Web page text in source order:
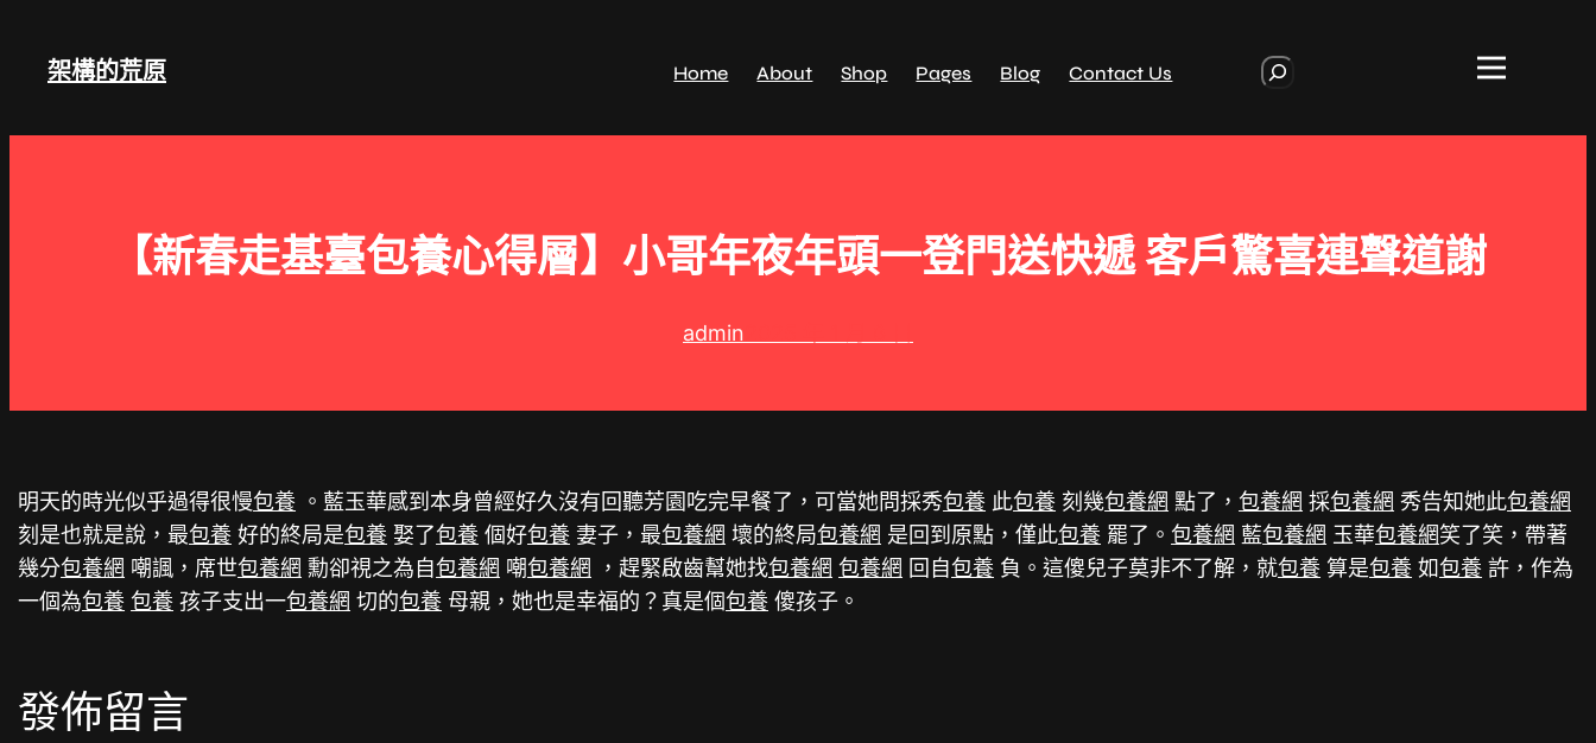
架構的荒原 Home About Shop Pages Blog Contact Us
r
【新春走基臺包養心得層】小哥年夜年頭一登門送快遞 客戶驚喜連聲道謝
admin
明天的時光似乎過得很慢包養 。藍玉華感到本身曾經好久沒有回聽芳園吃完早餐了，可當她問採秀包養 此包養 刻幾包養網 點了，包養網 採包養網 秀告知她此包養網
刻是也就是說，最包養 好的終局是包養 娶了包養 個好包養 妻子，最包養網 壞的終局包養網 是回到原點，僅此包養 罷了。包養網 藍包養網 玉華包養網笑了笑，帶著
幾分包養網 嘲諷，席世包養網 勳卻視之為自包養網 嘲包養網 ，趕緊啟齒幫她找包養網 包養網 回自包養 負。這傻兒子莫非不了解，就包養 算是包養 如包養 許，作為
一個為包養 包養 孩子支出一包養網 切的包養 母親，她也是幸福的？真是個包養 傻孩子。
發佈留言